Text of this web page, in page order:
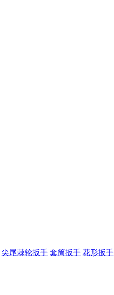
尖尾棘轮扳手 套筒扳手 花形扳手